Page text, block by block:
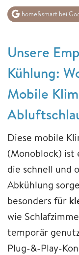
home&smart bei
Unsere
Kühlung:
Mobile
Diese mobile
(Monoblock) ist
die schnell und
Abkühlung
besonders für
wie
temporär
Plug-&-Play-